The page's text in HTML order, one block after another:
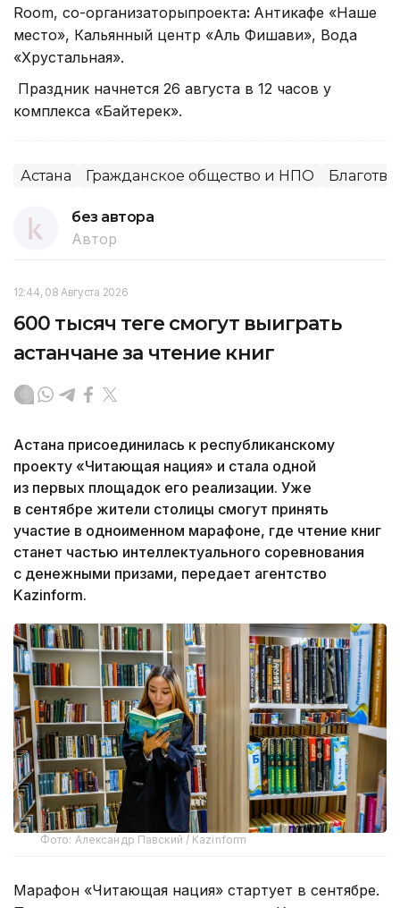
Room, со-организаторыпроекта: Антикафе «Наше
место», Кальянный центр «Аль Фишави», Вода
«Хрустальная».
Праздник начнется 26 августа в 12 часов у
комплекса «Байтерек».
Астана Гражданское общество и НПО
без автора
Автор
12:44, 08 Августа 2026
600 тысяч теңге смогут выиграть
астанчане за чтение книг
Астана присоединилась к республиканскому
проекту «Читающая нация» и стала одной
из первых площадок его реализации. Уже
в сентябре жители столицы смогут принять
участие в одноименном марафоне, где чтение книг
станет частью интеллектуального соревнования
с денежными призами, передает агентство
Kazinform.
Фото: Александр Павский / Kazinform
Марафон «Читающая нация» стартует в сентябре.